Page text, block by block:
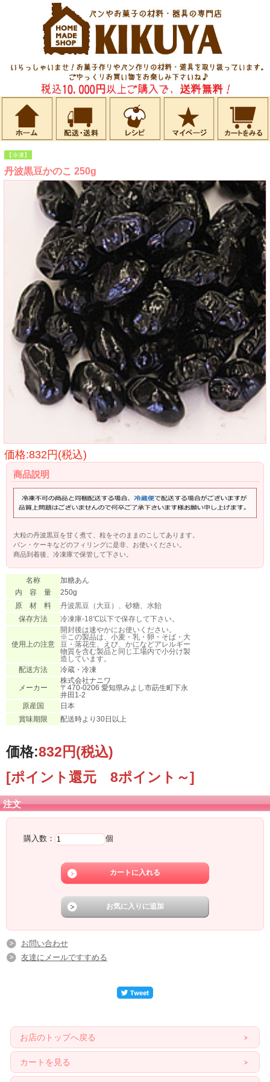
【冷凍】
丹波黒豆かのこ 250g
価格:832円(税込)
商品説明
大粒の丹波黒豆を甘く煮て、粒をそのままのこしてあります。
パン・ケーキなどのフィリングに是非、お使いください。
商品到着後、冷凍庫で保管して下さい。
名称
加糖あん
内 容 量
250g
原 材 料
丹波黒豆（大豆）、砂糖、水飴
保存方法
冷凍庫-18℃以下で保存して下さい。
使用上の注意
開封後は速やかにお使いください。
※この製品は、小麦・乳・卵・そば・大
豆・落花生、えび、かになどアレルギー
物質を含む製品と同じ工場内で小分け製
造しています。
配送方法
冷蔵・冷凍
メーカー
株式会社ナニワ
〒470-0206 愛知県みよし市莇生町下永
井田1-2
原産国
日本
賞味期限
配送時より30日以上
価格:832円(税込)
[ポイント還元 8ポイント～]
注文
購入数： 個
お問い合わせ
友達にメールですすめる
お店のトップへ戻る
カートを見る